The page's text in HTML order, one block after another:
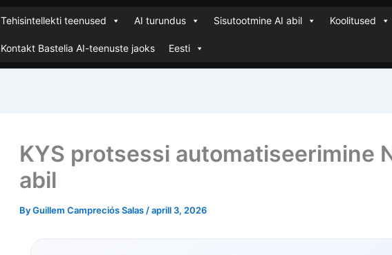
Tehisintellekti teenused AI turundus Sisutootmine AI abil Koolitused
Kontakt Bastelia AI-teenuste jaoks Eesti
KYS protsessi automatiseerimine
abil
ByGuillem Campreciós Salas /aprill 3, 2026